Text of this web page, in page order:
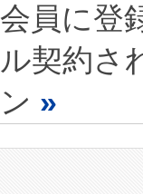
会員に登
ル契約さ
ン »